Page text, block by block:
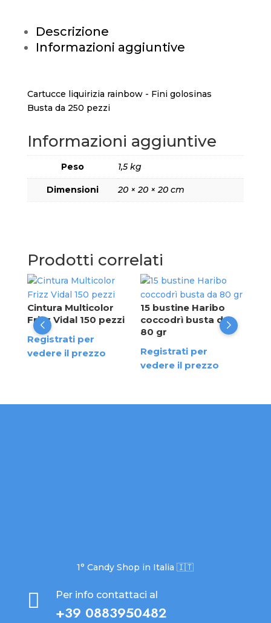
Descrizione
Informazioni aggiuntive
Cartucce liquirizia rainbow - Fini golosinas
Busta da 250 pezzi
Informazioni aggiuntive
Peso 1,5 kg
Dimensioni 20 × 20 × 20 cm
Prodotti correlati
Cintura Multicolor
Frizz Vidal 150 pezzi
Registrati per
vedere il prezzo
15 bustine Haribo
coccodrì busta da
80 gr
Registrati per
vedere il prezzo
1° Candy Shop in Italia 🇮🇹
 Per info contattaci al
+39 0883950482